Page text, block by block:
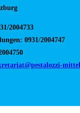
2004733
0931/2004747